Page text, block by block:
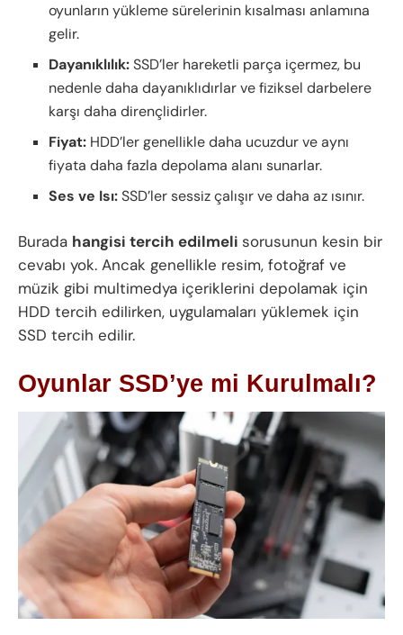
oyunların yükleme sürelerinin kısalması anlamına
gelir.
Dayanıklılık:SSD’ler hareketli parça içermez, bu
nedenle daha dayanıklıdırlar ve fiziksel darbelere
karşı daha dirençlidirler.
Fiyat: HDD’ler genellikle daha ucuzdur ve aynı
fiyata daha fazla depolama alanı sunarlar.
Ses ve Isı:SSD’ler sessiz çalışır ve daha az ısınır.
Burada hangisi tercih edilmeli sorusunun kesin bir
cevabı yok. Ancak genellikle resim, fotoğraf ve
müzik gibi multimedya içeriklerini depolamak için
HDD tercih edilirken, uygulamaları yüklemek için
SSD tercih edilir.
Oyunlar SSD’ye mi Kurulmalı?